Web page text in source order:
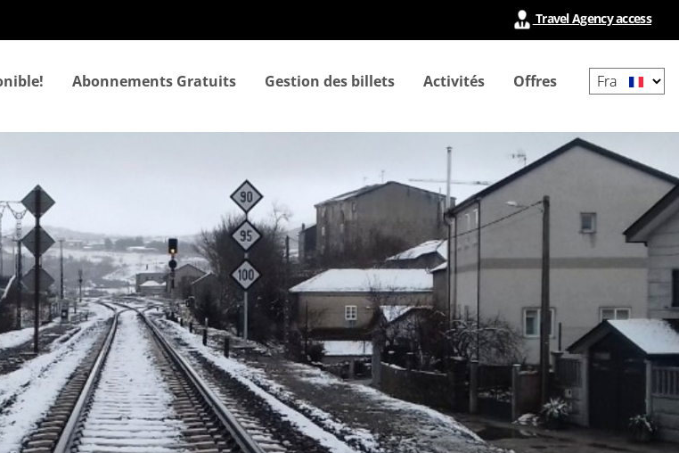
principal
Travel Agency access
Abonnements Gratuits Gestion des billets Activités Offres
your